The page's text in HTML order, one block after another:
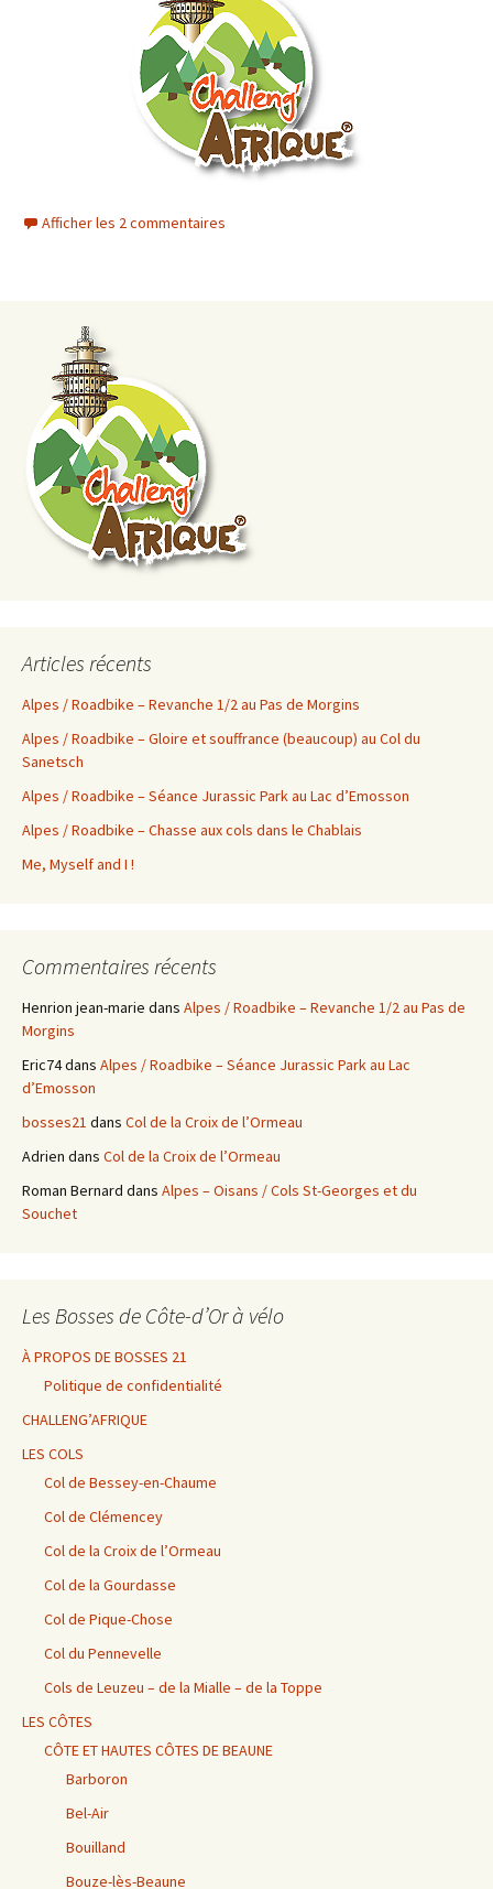
Afficher les 2 commentaires
Articles récents
Alpes / Roadbike – Revanche 1/2 au Pas de Morgins
Alpes / Roadbike – Gloire et souffrance (beaucoup) au Col du
Sanetsch
Alpes / Roadbike – Séance Jurassic Park au Lac d’Emosson
Alpes / Roadbike – Chasse aux cols dans le Chablais
Me, Myself and I !
Commentaires récents
Henrion jean-marie dans Alpes / Roadbike – Revanche 1/2 au Pas de
Morgins
Eric74dans Alpes / Roadbike – Séance Jurassic Park au Lac
d’Emosson
bosses21 dans Col de la Croix de l’Ormeau
Adrien dans Col de la Croix de l’Ormeau
Roman Bernard dans Alpes – Oisans / Cols St-Georges et du
Souchet
Les Bosses de Côte-d’Or à vélo
À PROPOS DE BOSSES 21
Politique de confidentialité
CHALLENG’AFRIQUE
LES COLS
Col de Bessey-en-Chaume
Col de Clémencey
Col de la Croix de l’Ormeau
Col de la Gourdasse
Col de Pique-Chose
Col du Pennevelle
Cols de Leuzeu – de la Mialle – de la Toppe
LES CÔTES
CÔTE ET HAUTES CÔTES DE BEAUNE
Barboron
Bel-Air
Bouilland
Bouze-lès-Beaune